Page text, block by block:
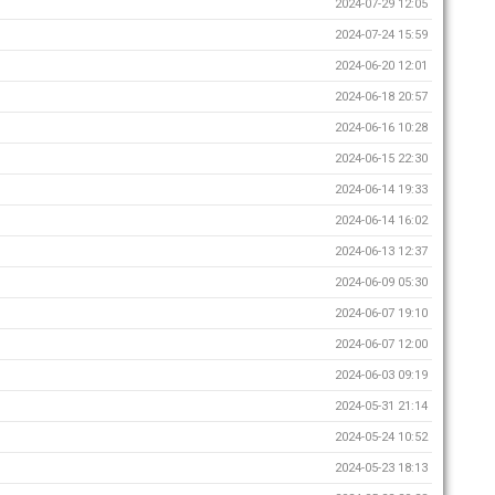
2024-07-29 12:05
2024-07-24 15:59
2024-06-20 12:01
2024-06-18 20:57
2024-06-16 10:28
2024-06-15 22:30
2024-06-14 19:33
2024-06-14 16:02
2024-06-13 12:37
2024-06-09 05:30
2024-06-07 19:10
2024-06-07 12:00
2024-06-03 09:19
2024-05-31 21:14
2024-05-24 10:52
2024-05-23 18:13